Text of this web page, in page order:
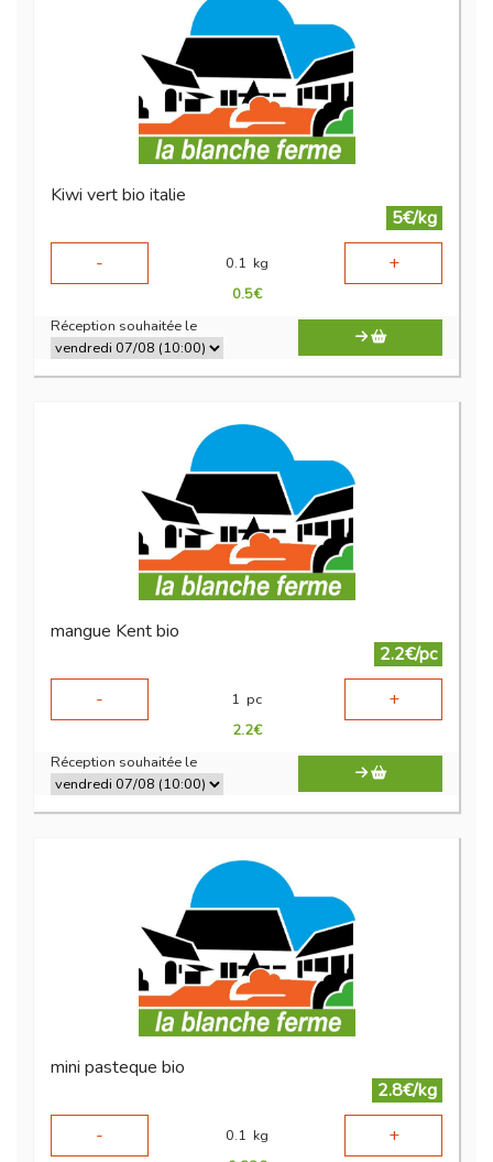
Kiwi vert bio italie
5€/kg
-
0.1 kg +
0.5€
Réception souhaitée le
mangue Kent bio
2.2€/pc
-
1 pc +
2.2€
Réception souhaitée le
mini pasteque bio
2.8€/kg
-
0.1 kg +